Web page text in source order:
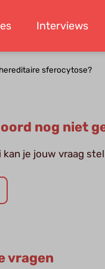
Interviews
sferocytose?
nog niet
kan je jouw vraag
vragen